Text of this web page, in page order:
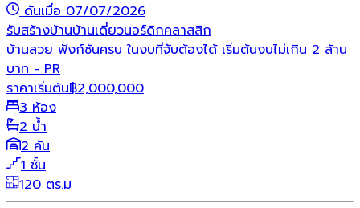
ดันเมื่อ 07/07/2026
รับสร้างบ้านบ้านเดี่ยวนอร์ดิกคลาสสิก
บ้านสวย ฟังก์ชันครบ ในงบที่จับต้องได้ เริ่มต้นงบไม่เกิน 2 ล้าน
บาท - PR
ราคาเริ่มต้น฿2,000,000
3 ห้อง
2 น้ำ
2 คัน
1 ชั้น
120 ตร.ม